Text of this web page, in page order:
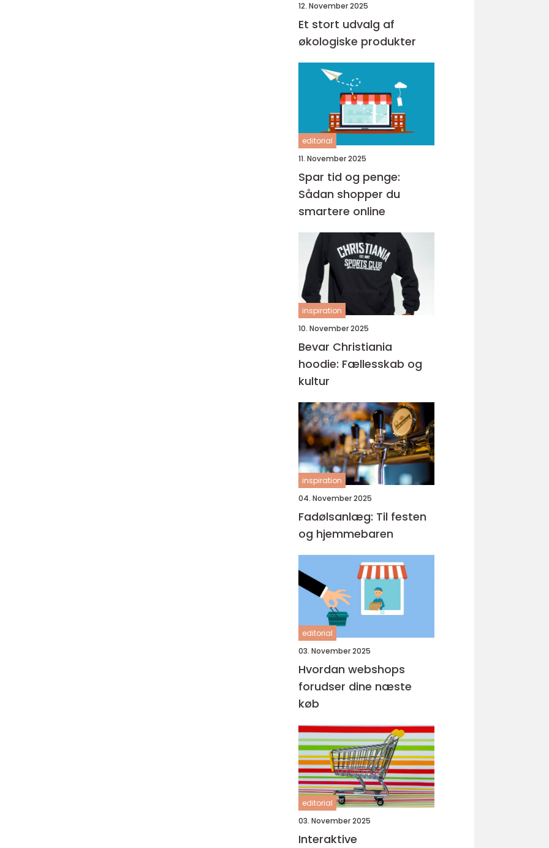
12. November 2025
Et stort udvalg af
økologiske produkter
editorial
11. November 2025
Spar tid og penge:
Sådan shopper du
smartere online
inspiration
10. November 2025
Bevar Christiania
hoodie: Fællesskab og
kultur
inspiration
04. November 2025
Fadølsanlæg: Til festen
og hjemmebaren
editorial
03. November 2025
Hvordan webshops
forudser dine næste
køb
editorial
03. November 2025
Interaktive